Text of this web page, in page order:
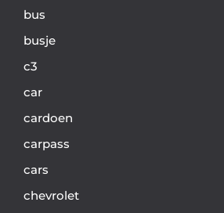
bus
busje
c3
car
cardoen
carpass
cars
chevrolet